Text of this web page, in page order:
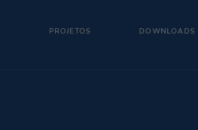
PROJETOS DOWNLOADS